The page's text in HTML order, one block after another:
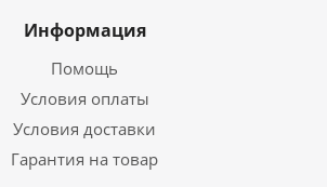
Информация
Помощь
Условия оплаты
Условия доставки
Гарантия на товар